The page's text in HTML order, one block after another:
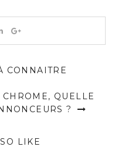
CONNAITRE
QUELLE
?
LIKE